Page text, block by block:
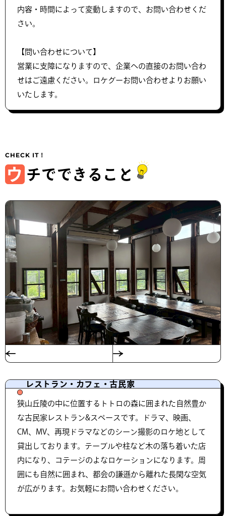
内容・時間によって変動しますので、お問い合わせくだ
さい。
【問い合わせについて】
営業に支障になりますので、企業への直接のお問い合わ
せはご遠慮ください。ロケグーお問い合わせよりお願い
いたします。
ウ チでできること
レストラン・カフェ・古民家
狭山丘陵の中に位置するトトロの森に囲まれた自然豊か
な古民家レストラン&スペースです。ドラマ、映画、
CM、MV、再現ドラマなどのシーン撮影のロケ地として
貸出しております。テーブルや柱など木の落ち着いた店
内になり、コテージのよなロケーションになります。周
囲にも自然に囲まれ、都会の謙遜から離れた長閑な空気
が広がります。お気軽にお問い合わせください。